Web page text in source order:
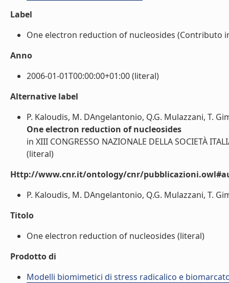
Label
One electron reduction of nucleosides (Contributo
Anno
2006-01-01T00:00:00+01:00 (literal)
Alternative label
P. Kaloudis, M. DAngelantonio, Q.G. Mulazzani, T.
One electron reduction of nucleosides
in XIII CONGRESSO NAZIONALE DELLA SOCIETÀ
(literal)
Http://www.cnr.it/ontology/cnr/
P. Kaloudis, M. DAngelantonio, Q.G. Mulazzani, T.
Titolo
One electron reduction of nucleosides (literal)
Prodotto di
Modelli biomimetici di stress radicalico e